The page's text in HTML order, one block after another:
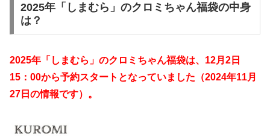
2025年「しまむら」のクロミちゃん福袋の中身
は？
2025年「しまむら」のクロミちゃん福袋は、12月2日
15：00から予約スタートとなっていました（2024年11月
27日の情報です）。